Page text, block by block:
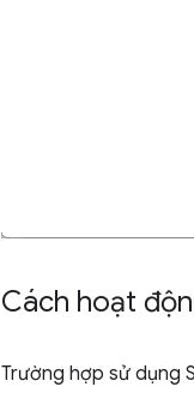
Cách hoạt
Trường hợp sử dụng